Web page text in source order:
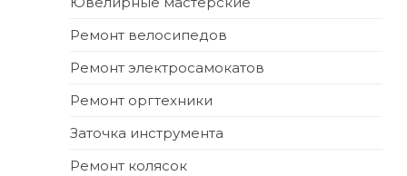
Ремонт велосипедов
Ремонт электросамокатов
Ремонт оргтехники
Заточка инструмента
Ремонт колясок